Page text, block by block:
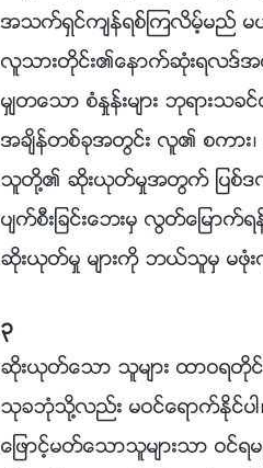
အသက္ရွင္က်န္ရစ္ၾကလိမ့္မည္ မ
လူသားတိုင္း၏ေနာက္ဆုံးရလဒ္
မွ်တေသာ စံႏႈန္းမ်ား ဘုရားသခင္
အခ်ိန္တစ္ခုအတြင္း လူ၏ စကား
သူတို႔၏ ဆိုးယုတ္မႈအတြက္ ျပစ္ဒ
ပ်က္စီးျခင္းေဘးမွ လြတ္ေျမာက္ရ
ဆိုးယုတ္မႈ မ်ားကို ဘယ္သူမွ မဖုံး
၃
ဆိုးယုတ္ေသာ သူမ်ား ထာဝရတို
သုခဘုံသို႔လည္း မဝင္ေရာက္ႏိုင္ပါ
ေျဖာင့္မတ္ေသာသူမ်ားသာ ဝင္ရ